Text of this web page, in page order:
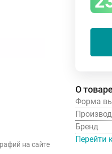
на сайте
О товаре
Форма
Бренд
Перейти